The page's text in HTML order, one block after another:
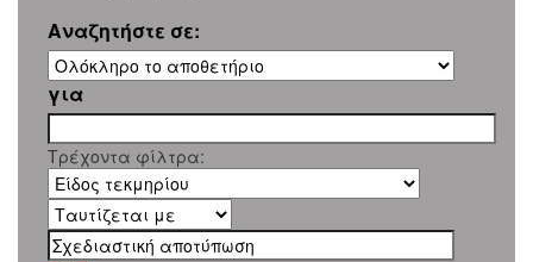
Αναζητήστε σε:
για
Τρέχοντα φίλτρα: